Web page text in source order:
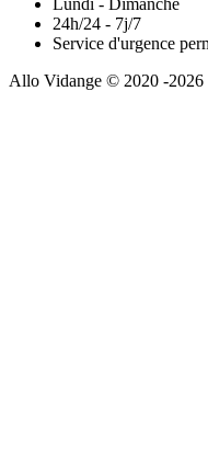
24h/24 - 7j/7
Service d'urgence
Allo Vidange © 2020 -2026